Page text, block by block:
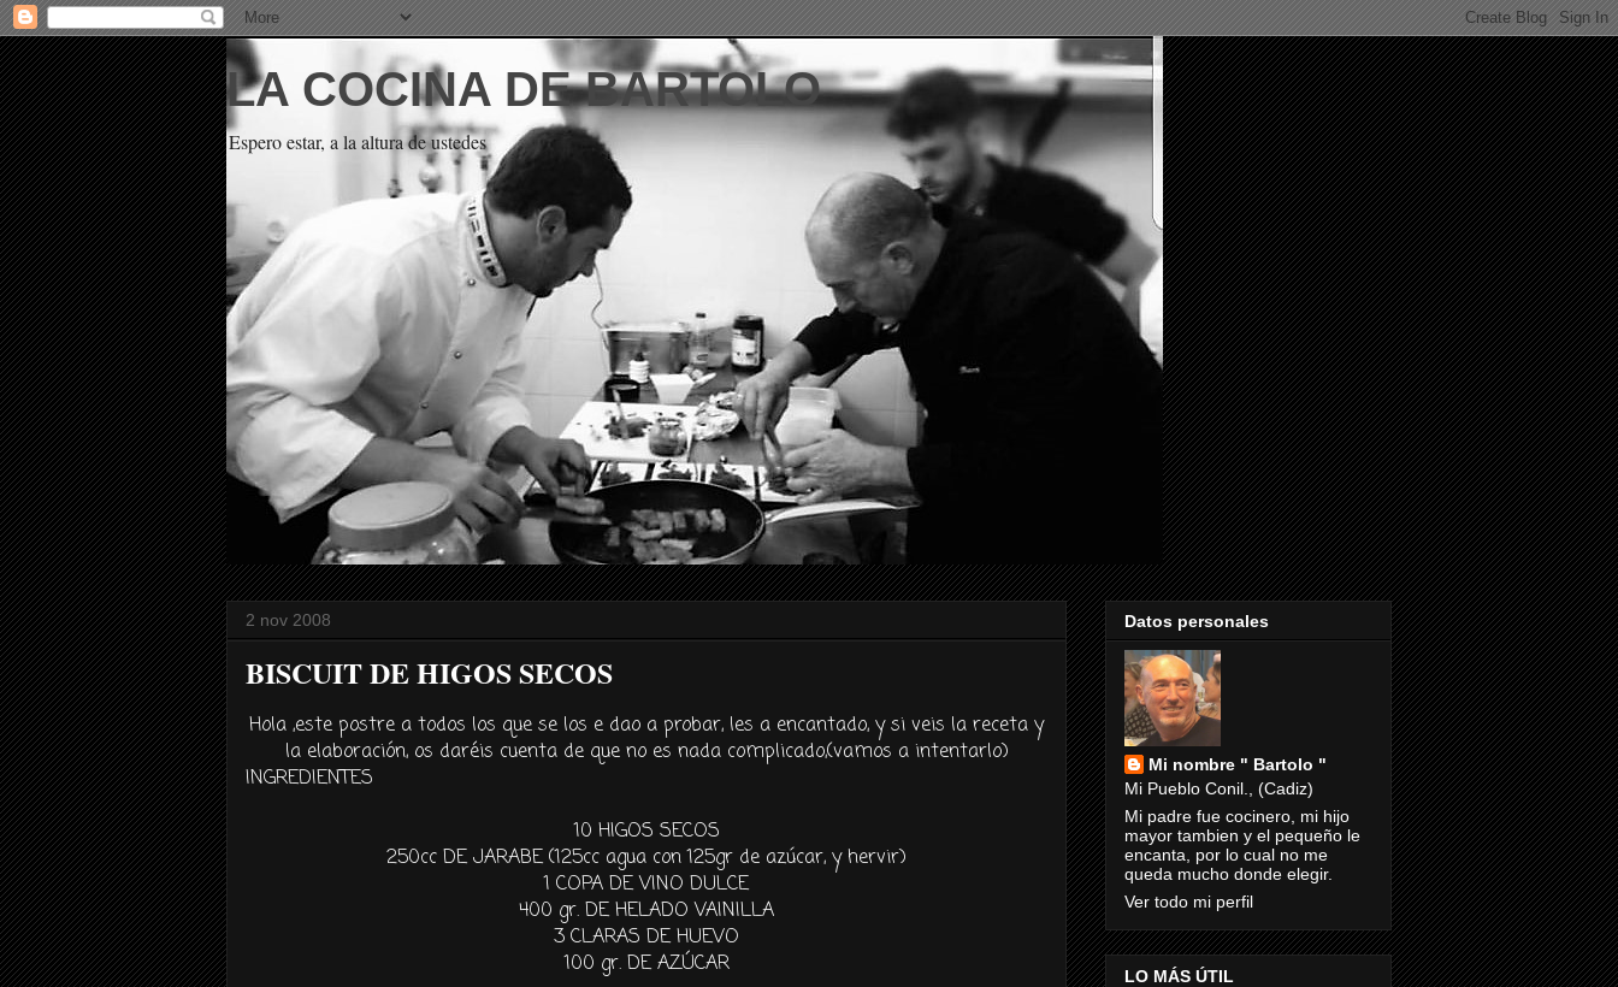
LA COCINA DE BARTOLO
Espero estar, a la altura de ustedes
2 nov 2008
BISCUIT DE HIGOS SECOS
Hola ,este postre a todos los que se los e dao a probar, les a encantado, y si veis la receta y
la elaboración, os daréis cuenta de que no es nada complicado,(vamos a intentarlo)
INGREDIENTES
10 HIGOS SECOS
250cc DE JARABE (125cc agua con 125gr de azúcar, y hervir)
1 COPA DE VINO DULCE
400 gr. DE HELADO VAINILLA
3 CLARAS DE HUEVO
100 gr. DE AZÚCAR
Datos personales
Mi nombre " Bartolo "
Mi Pueblo Conil., (Cadiz)
Mi padre fue cocinero, mi hijo
mayor tambien y el pequeño le
encanta, por lo cual no me
queda mucho donde elegir.
Ver todo mi perfil
LO MÁS ÚTIL